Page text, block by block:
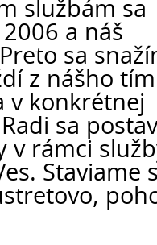
službám sa
a náš
sa
z nášho
v konkrétnej
sa
v rámci
Staviame